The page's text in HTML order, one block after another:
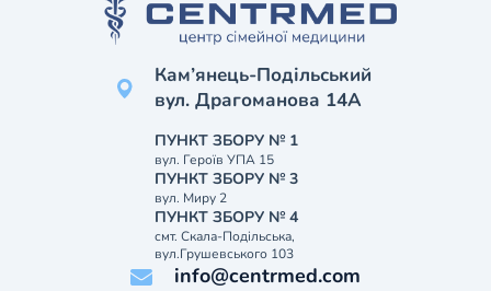
Кам’янець-Подільський
вул. Драгоманова 14А
ПУНКТ ЗБОРУ № 1
вул. Героїв УПА 15
ПУНКТ ЗБОРУ № 3
вул. Миру 2
ПУНКТ ЗБОРУ № 4
смт. Скала-Подільська,
вул.Грушевського 103
info@centrmed.com